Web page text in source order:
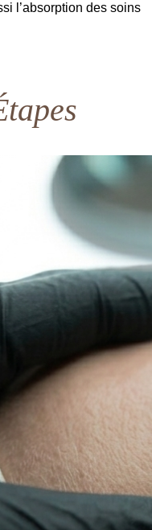
l’absorption des soins